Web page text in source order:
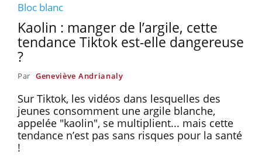
Bloc blanc
Kaolin : manger de l’argile, cette
tendance Tiktok est-elle dangereuse
?
Par Geneviève Andrianaly
Sur Tiktok, les vidéos dans lesquelles des
jeunes consomment une argile blanche,
appelée "kaolin", se multiplient... mais cette
tendance n’est pas sans risques pour la santé
!